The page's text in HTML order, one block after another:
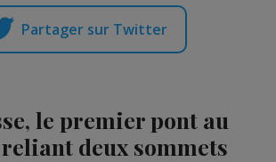
Partager sur Twitter
le premier pont au
deux sommets